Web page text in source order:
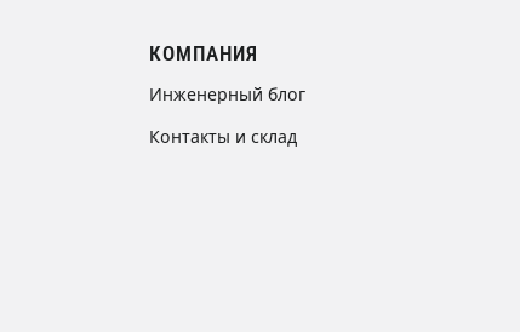
КОМПАНИЯ
Инженерный блог
Контакты и склад